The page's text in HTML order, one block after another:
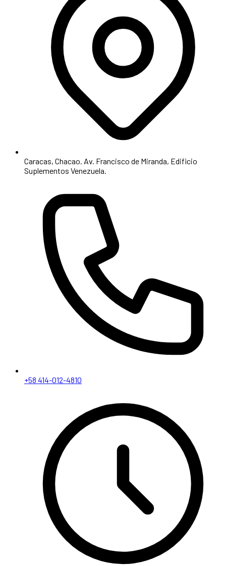
Caracas, Chacao. Av. Francisco de Miranda, Edificio
Suplementos Venezuela.
+58 414-012-4810